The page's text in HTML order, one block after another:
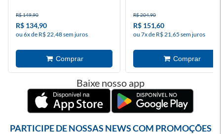
R$ 149,90
R$ 134,90
ou 6x de R$ 22,48 sem juros
R$ 204,90
R$ 151,60
ou 7x de R$ 21,65 sem juros
Baixe nosso app
PARTICIPE DE NOSSAS NEWS COM PROMOÇÕES